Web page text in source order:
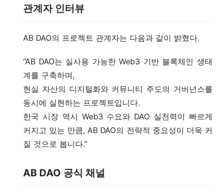
관계자 인터뷰
AB DAO의 프로젝트 관계자는 다음과 같이 밝혔다.
“AB DAO는 실사용 가능한 Web3 기반 블록체인 생태
계를 구축하며,
현실 자산의 디지털화와 커뮤니티 주도의 거버넌스를
동시에 실현하는 프로젝트입니다.
한국 시장 역시 Web3 수요와 DAO 실천력이 빠르게
커지고 있는 만큼, AB DAO의 전략적 중요성이 더욱 커
질 것으로 봅니다.”
AB DAO 공식 채널